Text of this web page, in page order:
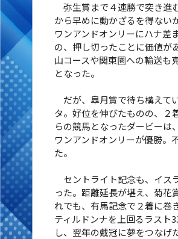
弥生賞まで４連勝で突き進
から早めに動かざるを得ない
ワンアンドオンリーにハナ差
の、押し切ったことに価値が
山コースや関東圏への輸送も
となった。
だが、皐月賞で待ち構えて
タ。好位を伸びたものの、２
らの競馬となったダービーは
ワンアンドオンリーが優勝。
た。
セントライト記念も、イス
った。距離延長が堪え、菊花
れでも、有馬記念で２着に巻
ティルドンナを上回るラスト
し、翌年の戴冠に夢をつなげ